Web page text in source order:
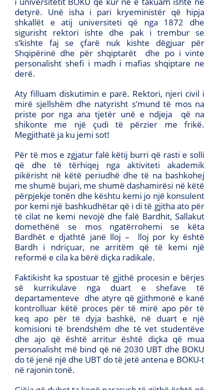
detyrë. Unë isha i pari kryeministër që hipja
shkallët e atij universiteti që nga 1872 dhe
sigurisht rektori ishte dhe pak i trembur se
s’kishte faj se çfarë nuk kishte dëgjuar për
Shqipërinë dhe për shqiptarët dhe po i vinte
personalisht shefi i madh i mafias shqiptare ne
derë.
Aty filluam diskutimin e parë. Rektori, njeri civil i
mirë sjellshëm dhe natyrisht s’mund të mos na
priste por nga ana tjetër unë e ndjeja që na
shikonte me një çudi të përzier me frikë.
Megjithatë ja ku jemi sot!
Për të mos e zgjatur falë këtij burri që rasti e solli
që dhe të tërhiqej nga aktiviteti akademik
pikërisht në këtë periudhë dhe të na bashkohej
me shumë bujari, me shumë dashamirësi në këtë
përpjekje tonën dhe kështu kemi jo një konsulent
por kemi një bashkudhëtar që i di të gjitha ato për
të cilat ne kemi nevojë dhe falë Bardhit, Sallakut
domethënë se mos ngatërrohemi se këta
Bardhët e djathtë janë lloj – lloj por ky është
Bardh i ndriçuar, ne arritëm që të kemi një
reformë e cila ka bërë diçka radikale.
Faktikisht ka spostuar të gjithë procesin e bërjes
së kurrikulave nga duart e shefave të
departamenteve dhe atyre që gjithmonë e kanë
kontrolluar këtë proces për të mirë apo për të
keq apo për të dyja bashkë, në duart e një
komisioni të brendshëm dhe të vet studentëve
dhe ajo që është arritur është diçka që mua
personalisht më bind që në 2030 UBT dhe BOKU
do të jenë një dhe UBT do të jetë antena e BOKU-t
në rajonin tonë.